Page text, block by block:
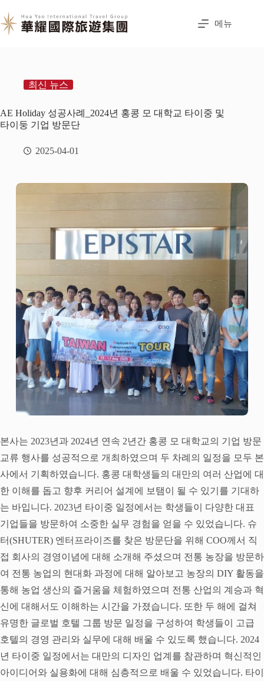
메뉴
최신 뉴스
AE Holiday 성공사례_2024년 홍콩 모 대학교 타이중 및
타이둥 기업 방문단
2025-04-01
본사는 2023년과 2024년 연속 2년간 홍콩 모 대학교의 기업 방문
교류 행사를 성공적으로 개최하였으며 두 차례의 일정을 모두 본
사에서 기획하였습니다. 홍콩 대학생들의 대만의 여러 산업에 대
한 이해를 돕고 향후 커리어 설계에 보탬이 될 수 있기를 기대하
는 바입니다. 2023년 타이중 일정에서는 학생들이 다양한 대표
기업들을 방문하여 소중한 실무 경험을 얻을 수 있었습니다. 슈
터(SHUTER) 엔터프라이즈를 찾은 방문단을 위해 COO께서 직
접 회사의 경영이념에 대해 소개해 주셨으며 전통 농장을 방문하
여 전통 농업의 현대화 과정에 대해 알아보고 농장의 DIY 활동을
통해 농업 생산의 즐거움을 체험하였으며 전통 산업의 계승과 혁
신에 대해서도 이해하는 시간을 가졌습니다. 또한 두 해에 걸쳐
유명한 글로벌 호텔 그룹 방문 일정을 구성하여 학생들이 고급
호텔의 경영 관리와 실무에 대해 배울 수 있도록 했습니다. 2024
년 타이중 일정에서는 대만의 디자인 업계를 참관하며 혁신적인
아이디어와 실용화에 대해 심층적으로 배울 수 있었습니다. 타이